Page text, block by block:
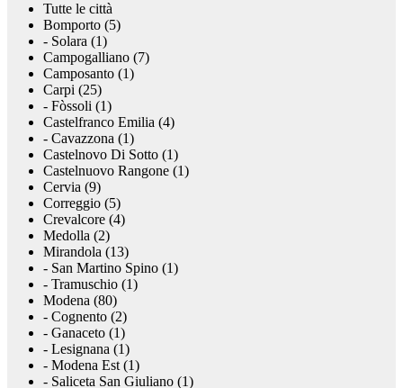
Tutte le città
Bomporto (5)
- Solara (1)
Campogalliano (7)
Camposanto (1)
Carpi (25)
- Fòssoli (1)
Castelfranco Emilia (4)
- Cavazzona (1)
Castelnovo Di Sotto (1)
Castelnuovo Rangone (1)
Cervia (9)
Correggio (5)
Crevalcore (4)
Medolla (2)
Mirandola (13)
- San Martino Spino (1)
- Tramuschio (1)
Modena (80)
- Cognento (2)
- Ganaceto (1)
- Lesignana (1)
- Modena Est (1)
- Saliceta San Giuliano (1)